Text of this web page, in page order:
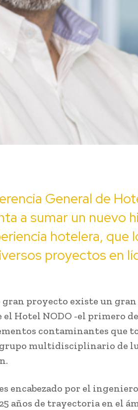
General de
a sumar un nuevo
hotelera, que
proyectos en
gran proyecto existe un gran
el Hotel NODO -el primero
contaminantes que
multidisciplinario de
encabezado por el
años de trayectoria en el